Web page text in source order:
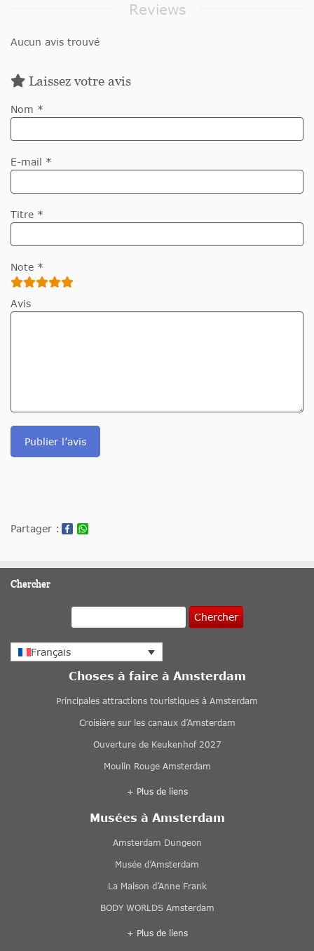
Reviews
Aucun avis trouvé
Laissez votre avis
Nom *
E-mail *
Titre *
Note *
Avis
Publier l’avis
Partager :
Chercher
Chercher
Français
Choses à faire à Amsterdam
Principales attractions touristiques à Amsterdam
Croisière sur les canaux d’Amsterdam
Ouverture de Keukenhof 2027
Moulin Rouge Amsterdam
+ Plus de liens
Musées à Amsterdam
Amsterdam Dungeon
Musée d’Amsterdam
La Maison d’Anne Frank
BODY WORLDS Amsterdam
+ Plus de liens